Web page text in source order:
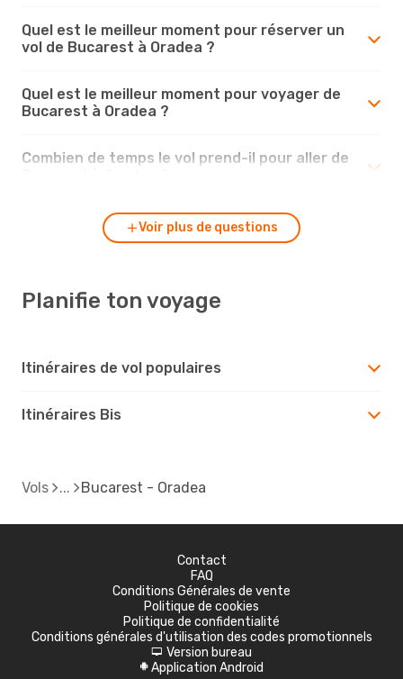
Quel est le meilleur moment pour réserver un
vol de Bucarest à Oradea ?
Quel est le meilleur moment pour voyager de
Bucarest à Oradea ?
Combien de temps le vol prend-il pour aller de
Voir plus de questions
Planifie ton voyage
Itinéraires de vol populaires
Itinéraires Bis
Vols Bucarest - Oradea
Contact
FAQ
Conditions Générales de vente
Politique de cookies
Politique de confidentialité
Conditions générales d'utilisation des codes promotionnels
d Version bureau
A Application Android